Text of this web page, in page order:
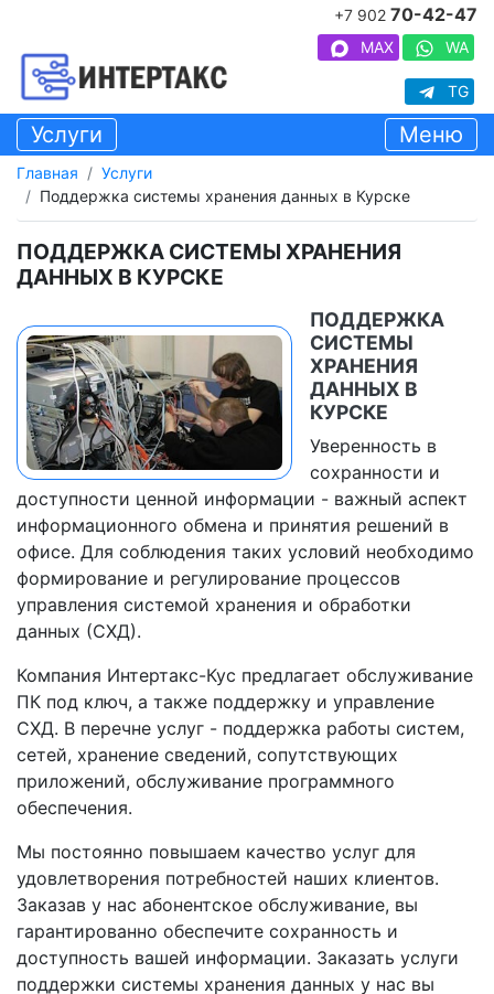
+7 902 70-42-47
MAX WA
TG
Услуги Меню
Главная
Услуги
Поддержка системы хранения данных в Курске
ПОДДЕРЖКА СИСТЕМЫ ХРАНЕНИЯ
ДАННЫХ В КУРСКЕ
ПОДДЕРЖКА
СИСТЕМЫ
ХРАНЕНИЯ
ДАННЫХ В
КУРСКЕ
Уверенность в
сохранности и
доступности ценной информации - важный аспект
информационного обмена и принятия решений в
офисе. Для соблюдения таких условий необходимо
формирование и регулирование процессов
управления системой хранения и обработки
данных (СХД).
Компания Интертакс-Кус предлагает обслуживание
ПК под ключ, а также поддержку и управление
СХД. В перечне услуг - поддержка работы систем,
сетей, хранение сведений, сопутствующих
приложений, обслуживание программного
обеспечения.
Мы постоянно повышаем качество услуг для
удовлетворения потребностей наших клиентов.
Заказав у нас абонентское обслуживание, вы
гарантированно обеспечите сохранность и
доступность вашей информации. Заказать услуги
поддержки системы хранения данных у нас вы